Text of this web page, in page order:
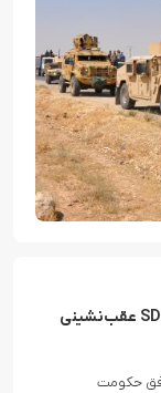
ورود عناصر الجولانی به سد تشرین؛ نیروهای SDF عقب‌نشینی
حکومت